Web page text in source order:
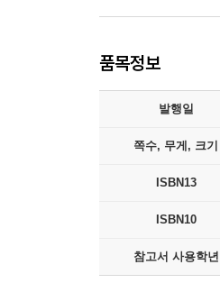
품목정보
발행일
쪽수, 무게, 크기
ISBN13
ISBN10
참고서 사용학년